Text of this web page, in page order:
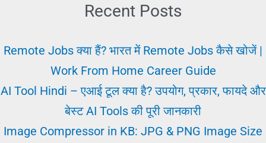
नौकरी
कैसे
और
Recent Posts
Remote Jobs क्या हैं? भारत में Remote Jobs कैसे खोजें |
Work From Home Career Guide
AI Tool Hindi – एआई टूल क्या है? उपयोग, प्रकार, फायदे और
बेस्ट AI Tools की पूरी जानकारी
Image Compressor in KB: JPG & PNG Image Size